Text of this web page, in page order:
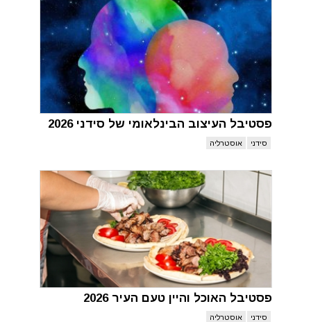
פסטיבל העיצוב הבינלאומי של סידני 2026
סידני אוסטרליה
פסטיבל האוכל והיין טעם העיר 2026
סידני אוסטרליה